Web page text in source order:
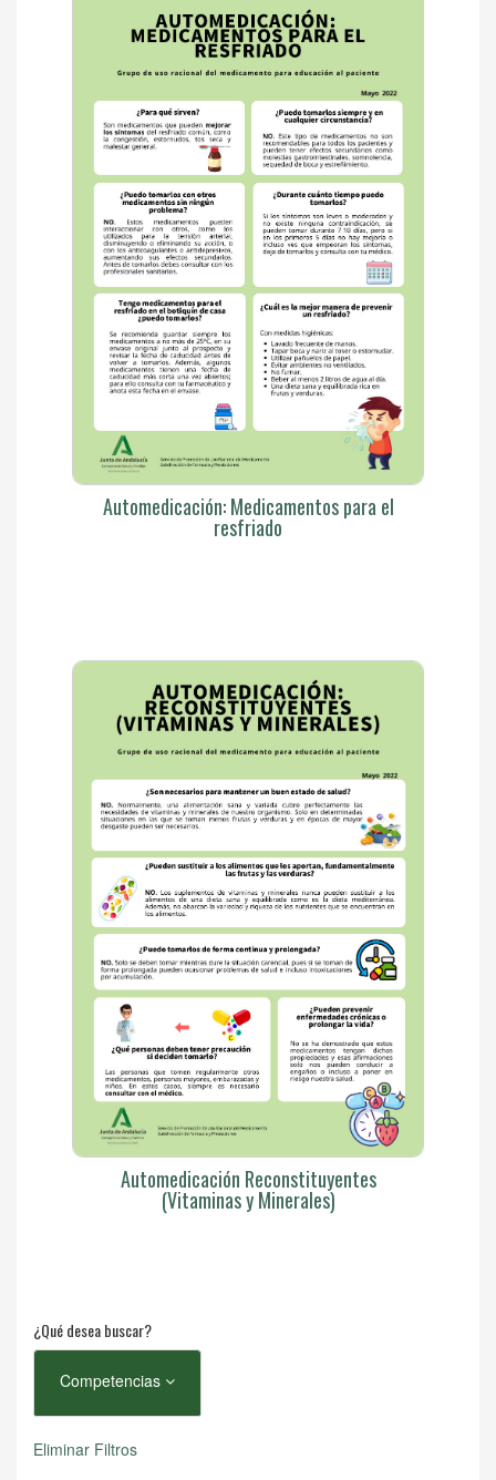
Automedicación: Medicamentos para el
resfriado
Automedicación Reconstituyentes
(Vitaminas y Minerales)
¿Qué desea buscar?
Competencias
Eliminar Filtros